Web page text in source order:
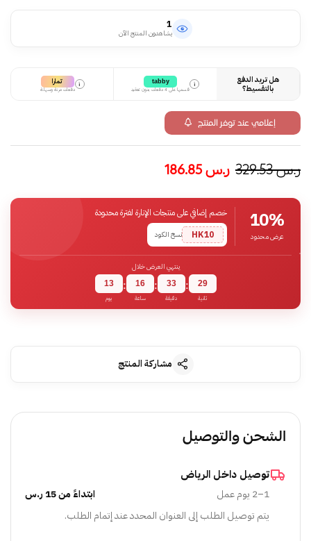
1
يشاهدون المنتج الآن
هل تريد الدفع
بالتقسيط؟
i
tabby
قسمها على 4 دفعات بدون تعقيد
i تمارا
دفعات مرنة وسهلة
إعلامي عند توفر المنتج
ر.س329.53 ر.س186.85
10%
عرض محدود
خصم إضافي على منتجات الإنارة لفترة محدودة
HK10
نسخ الكود
ينتهي العرض خلال
13
يوم
: 16
ساعة
: 33
دقيقة
: 28
ثانية
مشاركة المنتج
الشحن والتوصيل
توصيل داخل الرياض
1–2 يوم عمل
ابتداءً من 15 ر.س
يتم توصيل الطلب إلى العنوان المحدد عند إتمام الطلب.